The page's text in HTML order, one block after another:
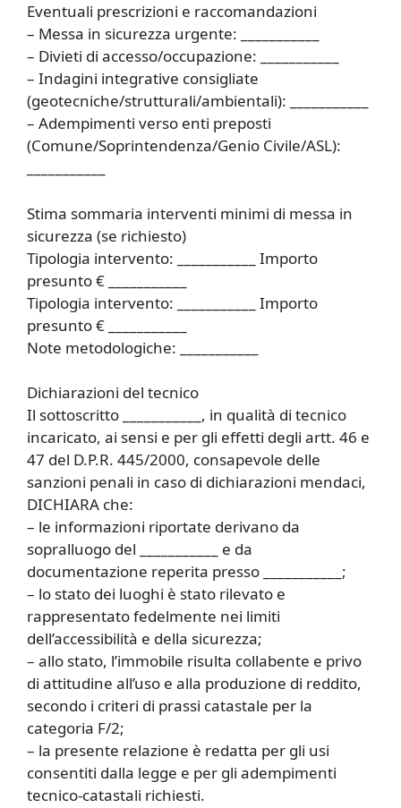
Eventuali prescrizioni e raccomandazioni
– Messa in sicurezza urgente: ___________
– Divieti di accesso/occupazione: ___________
– Indagini integrative consigliate
(geotecniche/strutturali/ambientali): ___________
– Adempimenti verso enti preposti
(Comune/Soprintendenza/Genio Civile/ASL):
Stima sommaria interventi minimi di messa in
sicurezza (se richiesto)
Tipologia intervento: ___________ Importo
presunto € ___________
Tipologia intervento: ___________ Importo
presunto € ___________
Note metodologiche: ___________
Dichiarazioni del tecnico
Il sottoscritto ___________, in qualità di tecnico
incaricato, ai sensi e per gli effetti degli artt. 46 e
47 del D.P.R. 445/2000, consapevole delle
sanzioni penali in caso di dichiarazioni mendaci,
DICHIARA che:
– le informazioni riportate derivano da
sopralluogo del ___________ e da
documentazione reperita presso ___________;
– lo stato dei luoghi è stato rilevato e
rappresentato fedelmente nei limiti
dell’accessibilità e della sicurezza;
– allo stato, l’immobile risulta collabente e privo
di attitudine all’uso e alla produzione di reddito,
secondo i criteri di prassi catastale per la
categoria F/2;
– la presente relazione è redatta per gli usi
consentiti dalla legge e per gli adempimenti
tecnico-catastali richiesti.